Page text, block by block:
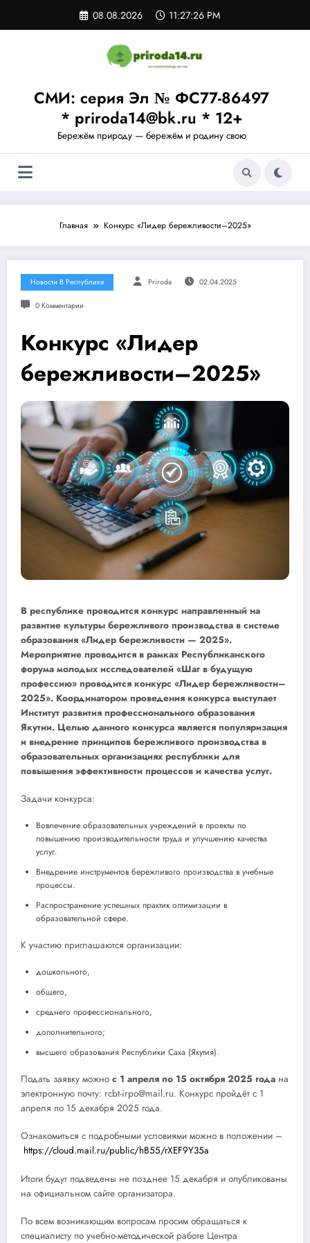
содержимому
08.08.2026 11:27:27 PM
СМИ: серия Эл № ФС77-86497
* priroda14@bk.ru * 12+
Бережём природу — бережём и родину свою
Главная Конкурс «Лидер бережливости–2025»
Новости В Республике Priroda 02.04.2025
0 Комментарии
Конкурс «Лидер
бережливости–2025»
В республике проводится конкурс направленный на
развитие культуры бережливого производства в системе
образования «Лидер бережливости — 2025».
Мероприятие проводится в рамках Республиканского
форума молодых исследователей «Шаг в будущую
профессию» проводится конкурс «Лидер бережливости–
2025». Координатором проведения конкурса выступает
Институт развития профессионального образования
Якутии. Целью данного конкурса является популяризация
и внедрение принципов бережливого производства в
образовательных организациях республики для
повышения эффективности процессов и качества услуг.
Задачи конкурса:
Вовлечение образовательных учреждений в проекты по
повышению производительности труда и улучшению качества
услуг.
Внедрение инструментов бережливого производства в учебные
процессы.
Распространение успешных практик оптимизации в
образовательной сфере.
К участию приглашаются организации:
дошкольного,
общего,
среднего профессионального,
дополнительного;
высшего образования Республики Саха (Якутия).
Подать заявку можно с 1 апреля по 15 октября 2025 года на
электронную почту: rcbt-irpo@mail.ru. Конкурс пройдёт с 1
апреля по 15 декабря 2025 года.
Ознакомиться с подробными условиями можно в положении –
https://cloud.mail.ru/public/hB55/rXEF9Y35a
Итоги будут подведены не позднее 15 декабря и опубликованы
на официальном сайте организатора.
По всем возникающим вопросам просим обращаться к
специалисту по учебно-методической работе Центра